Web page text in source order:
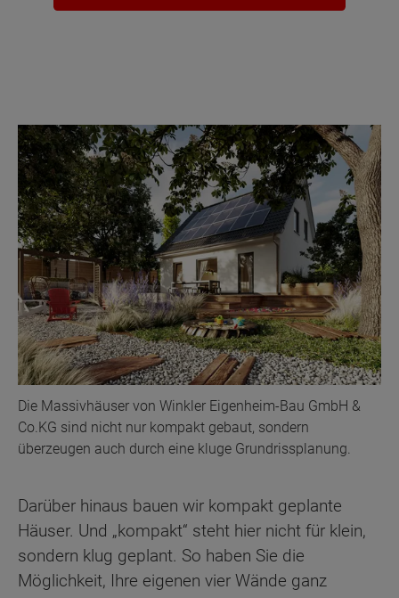
Die Massivhäuser von Winkler Eigenheim-Bau GmbH &
Co.KG sind nicht nur kompakt gebaut, sondern
überzeugen auch durch eine kluge Grundrissplanung.
Darüber hinaus bauen wir kompakt geplante
Häuser. Und „kompakt“ steht hier nicht für klein,
sondern klug geplant. So haben Sie die
Möglichkeit, Ihre eigenen vier Wände ganz